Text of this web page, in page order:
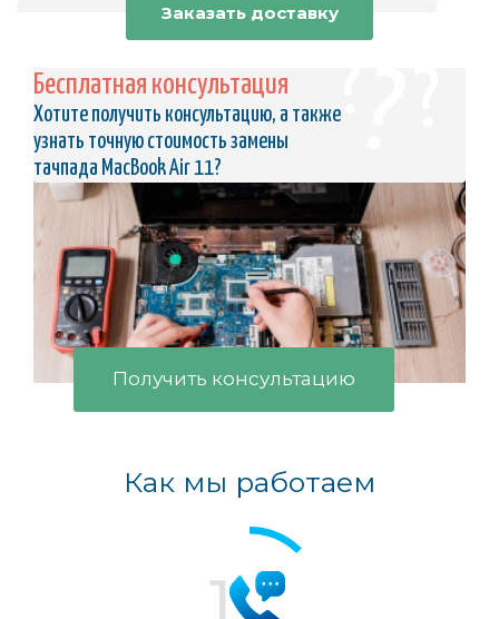
Заказать доставку
Бесплатная консультация
Хотите получить консультацию, а также
узнать точную стоимость замены
тачпада MacBook Air 11?
Получить консультацию
Как мы работаем